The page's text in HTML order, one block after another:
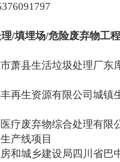
理/填埋场/危险废弃物工
萧县生活垃圾处理厂东
再生资源有限公司城镇
疗废弃物综合处理有限
产线项目
和城乡建设局四川省巴